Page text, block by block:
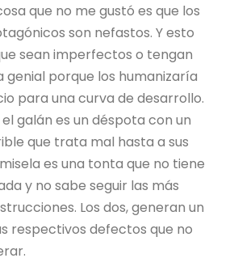
que no me gustó es que los
son nefastos. Y esto
sean imperfectos o tengan
genial porque los humanizaría
para una curva de desarrollo.
galán es un déspota con un
que trata mal hasta a sus
es una tonta que no tiene
y no sabe seguir las más
Los dos, generan un
respectivos defectos que no